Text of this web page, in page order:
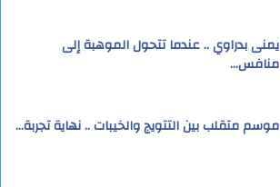
يمنى بدراوي .. عندما تتحول الموهبة إلى
منافس…
موسم متقلب بين التتويج والخيبات .. نهاية تجربة…